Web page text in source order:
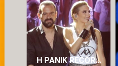
Η PANIK RECORDS ΔΙΑΨΕΎΔΕΙ ΤΟ ROMEO ΓΙΑ ΤΗΝ ΚΑΤΕΡΊΝΑ ΛΙΌΛΙΟΥ: Η ΈΓΓΡΑΦΗ ΣΥΜΦΩΝΊΑ ΣΥΝΕΡΓΑΣΊΑΣ ΤΟΥΣ ΕΊΧΕ ΔΙΆΡΚΕΙΑ ΈΩΣ ΚΑΙ ΤΙΣ 25 ΙΟΥΛΊΟΥ 2026